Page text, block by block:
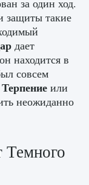
за один ход.
защиты такие
дает
находится в
совсем
Терпение или
неожиданно
Темного